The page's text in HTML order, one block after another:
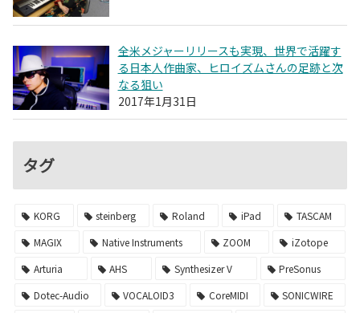
全米メジャーリリースも実現、世界で活躍す
る日本人作曲家、ヒロイズムさんの足跡と次
なる狙い
2017年1月31日
タグ
KORG steinberg Roland iPad
TASCAM
MAGIX
Native Instruments ZOOM
iZotope
Arturia
AHS Synthesizer V
PreSonus
Dotec-Audio
VOCALOID3 CoreMIDI
SONICWIRE